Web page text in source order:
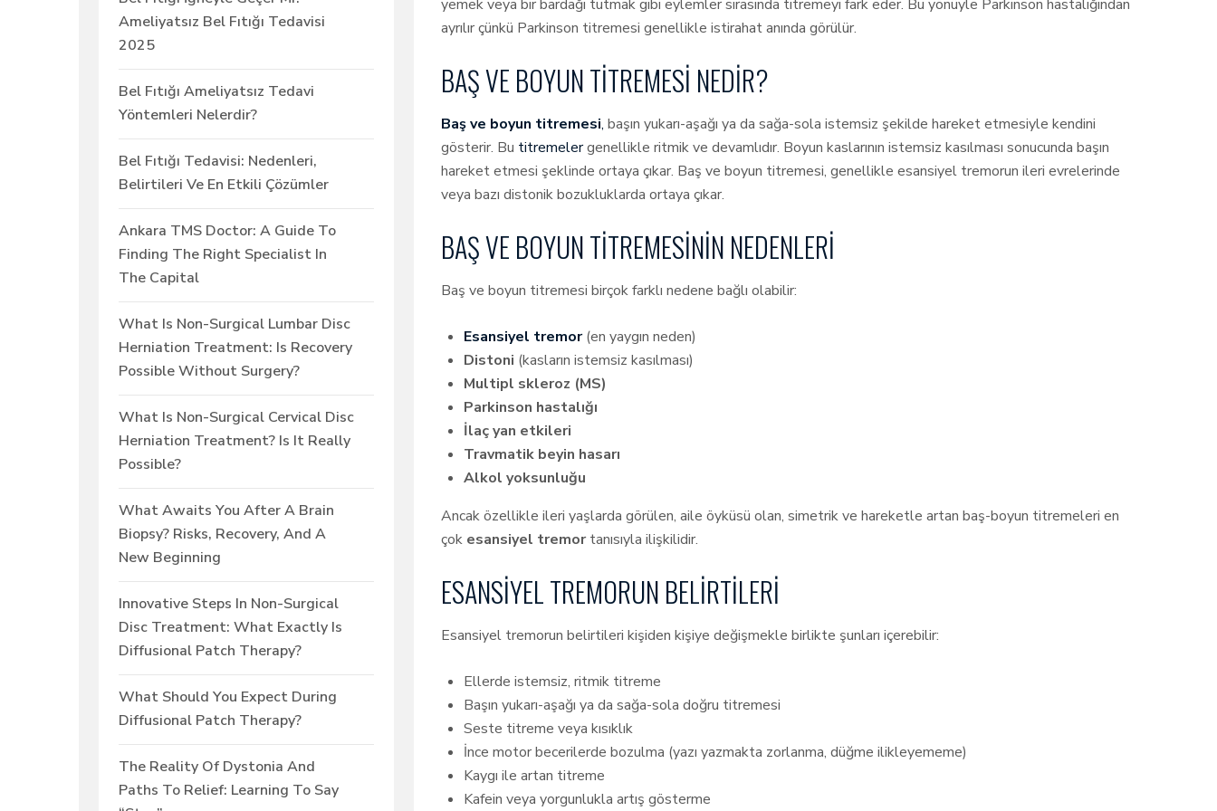
Ameliyatsız Bel Fıtığı Tedavisi
2025
Bel Fıtığı Ameliyatsız Tedavi
Yöntemleri Nelerdir?
Bel Fıtığı Tedavisi: Nedenleri,
Belirtileri Ve En Etkili Çözümler
Ankara TMS Doctor: A Guide To
Finding The Right Specialist In
The Capital
What Is Non-Surgical Lumbar Disc
Herniation Treatment: Is Recovery
Possible Without Surgery?
What Is Non-Surgical Cervical Disc
Herniation Treatment? Is It Really
Possible?
What Awaits You After A Brain
Biopsy? Risks, Recovery, And A
New Beginning
Innovative Steps In Non-Surgical
Disc Treatment: What Exactly Is
Diffusional Patch Therapy?
What Should You Expect During
Diffusional Patch Therapy?
The Reality Of Dystonia And
Paths To Relief: Learning To Say
yemek veya bir bardağı tutmak gibi eylemler sırasında titremeyi fark eder. Bu yönüyle Parkinson hastalığından
ayrılır çünkü Parkinson titremesi genellikle istirahat anında görülür.
BAŞ VE BOYUN TITREMESI NEDIR?
Baş ve boyun titremesi, başın yukarı-aşağı ya da sağa-sola istemsiz şekilde hareket etmesiyle kendini
gösterir. Bu titremelergenellikle ritmik ve devamlıdır. Boyun kaslarının istemsiz kasılması sonucunda başın
hareket etmesi şeklinde ortaya çıkar. Baş ve boyun titremesi, genellikle esansiyel tremorun ileri evrelerinde
veya bazı distonik bozukluklarda ortaya çıkar.
BAŞ VE BOYUN TITREMESININ NEDENLERI
Baş ve boyun titremesi birçok farklı nedene bağlı olabilir:
Esansiyel tremor(en yaygın neden)
Distoni (kasların istemsiz kasılması)
Multipl skleroz (MS)
Parkinson hastalığı
İlaç yan etkileri
Travmatik beyin hasarı
Alkol yoksunluğu
Ancak özellikle ileri yaşlarda görülen, aile öyküsü olan, simetrik ve hareketle artan baş-boyun titremeleri en
çok esansiyel tremortanısıyla ilişkilidir.
ESANSIYEL TREMORUN BELIRTILERI
Esansiyel tremorun belirtileri kişiden kişiye değişmekle birlikte şunları içerebilir:
Ellerde istemsiz, ritmik titreme
Başın yukarı-aşağı ya da sağa-sola doğru titremesi
Seste titreme veya kısıklık
İnce motor becerilerde bozulma (yazı yazmakta zorlanma, düğme ilikleyememe)
Kaygı ile artan titreme
Kafein veya yorgunlukla artış gösterme